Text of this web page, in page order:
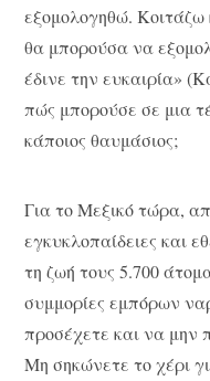
εξομολογηθώ.
θα μπορούσα να
έδινε την ευκαιρία»
πώς μπορούσε σε μια
κάποιος θαυμάσιος;
Για το Μεξικό τώρα,
εγκυκλοπαίδειες και
τη ζωή τους 5.700
συμμορίες εμπόρων
προσέχετε και να μην
Μη σηκώνετε το χέρι